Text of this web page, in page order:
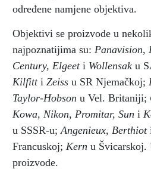
određene namjene objektiva.
Objektivi se proizvode u
najpoznatijima su: Panavision,
Century, Elgeeti Wollensak u
Kilfitti Zeiss u SR Njemačkoj;
Taylor-Hobson u Vel. Britaniji;
Kowa, Nikon, Promitar, Sun i
u SSSR-u;Angenieux, Berthiot
Francuskoj; Kern u Švicarskoj.
proizvode.